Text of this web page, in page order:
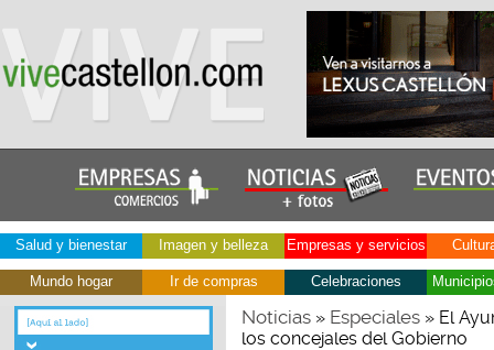
Salud y bienestar Imagen y belleza Empresas y servicios
Mundo hogar Ir de compras Celebraciones
Noticias» Especiales» El
los concejales del Gobierno